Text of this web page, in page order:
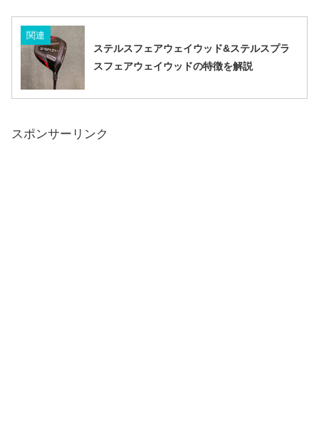
関連
ステルスフェアウェイウッド&ステルスプラ
スフェアウェイウッドの特徴を解説
スポンサーリンク